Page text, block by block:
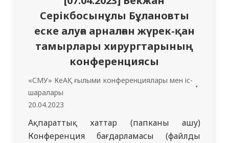
Серікбосынұлы Бұлановты
еске алуға арналған жүрек-қан
тамырлары хирургтарының
конференциясы
«СМУ» КеАҚ ғылыми конференциялары мен іс-
шаралары
20.04.2023
Ақпараттық хаттар (папканы ашу)
Конференция бағдарламасы (файлды